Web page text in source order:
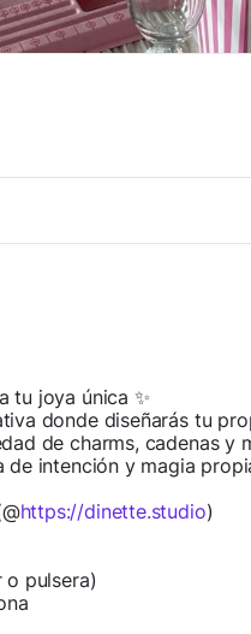
tu joya única ✨
donde diseñarás tu
de charms, cadenas y
de intención y magia
https://dinette.studio)
o pulsera)